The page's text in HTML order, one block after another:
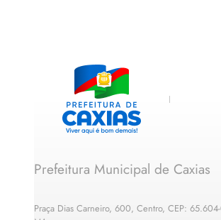
Prefeitura Municipal de Caxias
Praça Dias Carneiro, 600, Centro, CEP: